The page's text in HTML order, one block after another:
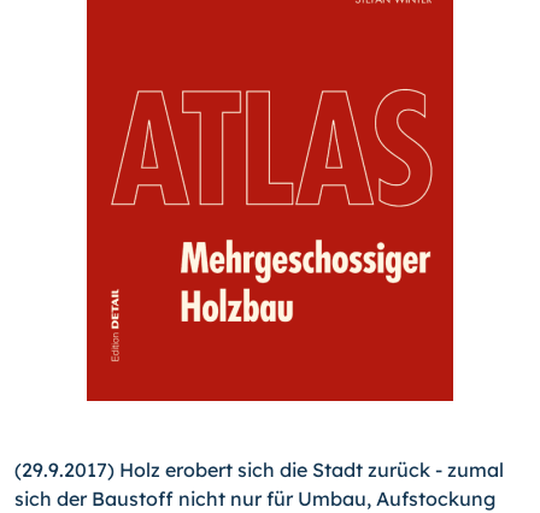
(29.9.2017) Holz erobert sich die Stadt zurück - zumal
sich der Baustoff nicht nur für Umbau, Aufstockung